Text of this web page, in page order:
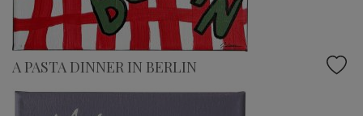
A PASTA DINNER IN BERLIN